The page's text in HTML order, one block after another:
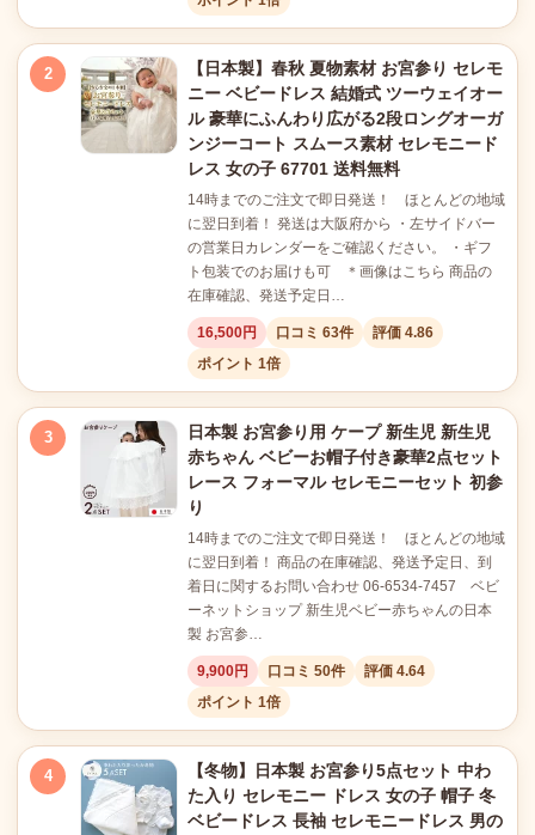
2
【日本製】春秋 夏物素材 お宮参り セレモ
ニー ベビードレス 結婚式 ツーウェイオー
ル 豪華にふんわり広がる2段ロングオーガ
ンジーコート スムース素材 セレモニード
レス 女の子 67701 送料無料
14時までのご注文で即日発送！ ほとんどの地域
に翌日到着！ 発送は大阪府から ・左サイドバー
の営業日カレンダーをご確認ください。 ・ギフ
ト包装でのお届けも可 ＊画像はこちら 商品の
在庫確認、発送予定日…
16,500円 口コミ 63件
評価 4.86
ポイント 1倍
3
日本製 お宮参り用 ケープ 新生児 新生児
赤ちゃん ベビーお帽子付き豪華2点セット
レース フォーマル セレモニーセット 初参
り
14時までのご注文で即日発送！ ほとんどの地域
に翌日到着！ 商品の在庫確認、発送予定日、到
着日に関するお問い合わせ 06-6534-7457 ベビ
ーネットショップ 新生児ベビー赤ちゃんの日本
製 お宮参…
9,900円 口コミ 50件
評価 4.64
ポイント 1倍
4
【冬物】日本製 お宮参り5点セット 中わ
た入り セレモニー ドレス 女の子 帽子 冬
ベビードレス 長袖 セレモニードレス 男の